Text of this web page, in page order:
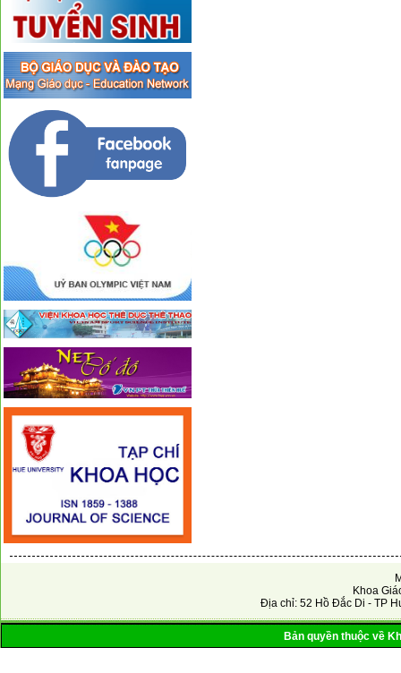
Khoa
Địa chỉ: 52 Hồ Đắc Di - TP
Bản quyền thuộc về